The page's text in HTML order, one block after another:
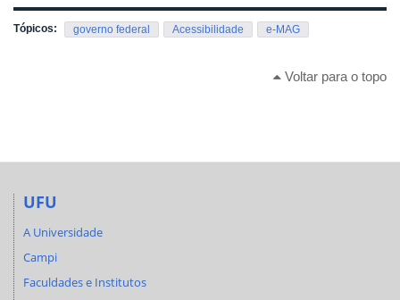
Tópicos: governo federal Acessibilidade e-MAG
Voltar para o topo
UFU
A Universidade
Campi
Faculdades e Institutos